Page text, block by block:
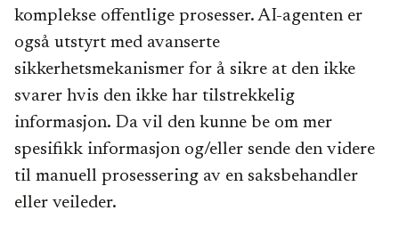
komplekse offentlige prosesser. AI-agenten er
også utstyrt med avanserte
sikkerhetsmekanismer for å sikre at den ikke
svarer hvis den ikke har tilstrekkelig
informasjon. Da vil den kunne be om mer
spesifikk informasjon og/eller sende den videre
til manuell prosessering av en saksbehandler
eller veileder.